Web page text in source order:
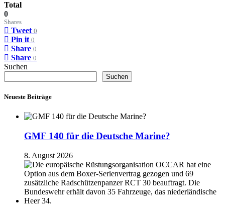
Total
0
Shares
Tweet 0
Pin it 0
Share 0
Share 0
Suchen
Suchen
Neueste Beiträge
GMF 140 für die Deutsche Marine?
8. August 2026